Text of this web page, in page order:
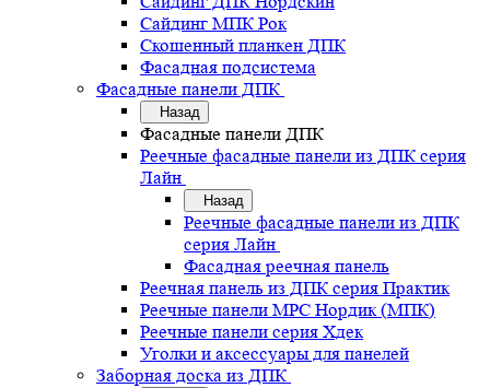
Сайдинг МПК Рок
Скошенный планкен ДПК
Фасадная подсистема
Фасадные панели ДПК
Назад
Фасадные панели ДПК
Реечные фасадные панели из ДПК серия
Лайн
Назад
Реечные фасадные панели из ДПК
серия Лайн
Фасадная реечная панель
Реечная панель из ДПК серия Практик
Реечные панели MPC Нордик (МПК)
Реечные панели серия Хдек
Уголки и аксессуары для панелей
Заборная доска из ДПК